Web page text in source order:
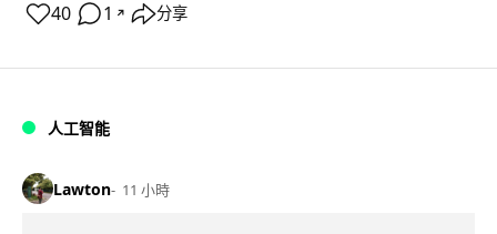
40 1 ↗ 分享
人工智能
Lawton 11 小時